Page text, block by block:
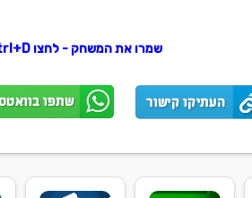
שמרו את המשחק - לחצו Ctrl+D כדי לשמור במועדפים או שתפו עם חברים